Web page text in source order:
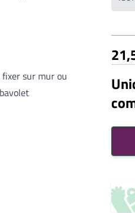
sur mur ou